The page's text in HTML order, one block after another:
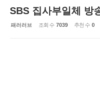
SBS 집사부일체 방
패러러브 조회 수 7039 추천 수 0